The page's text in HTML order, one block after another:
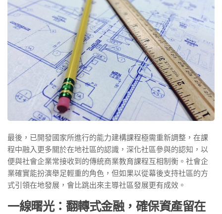
最後，已開發國家所進行的能力建構課程極需重新調整，在課
程中融入更多關於在地社區的認識，深化社區參與的認知，以
便與社會企業常接收到的傳統商業教育課程互相制衡。社會企
業確實能扮演舉足輕重的角色，但如果以從幕後支持社區的方
式引領在地發展，會比跳出來主導社區發展更有成效。
一線曙光：翻轉式金融，確保資產留在